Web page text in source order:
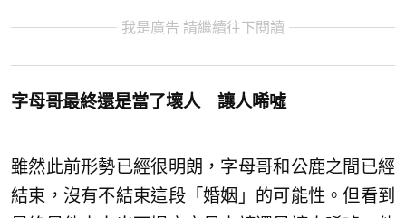
我是廣告 請繼續往下閱讀
字母哥最終還是當了壞人 讓人唏噓
雖然此前形勢已經很明朗，字母哥和公鹿之間已經
結束，沒有不結束這段「婚姻」的可能性。但看到